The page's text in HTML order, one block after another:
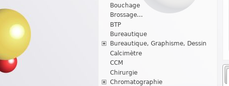
Bouchage
Brossage...
BTP
Bureautique
Bureautique, Graphisme, Dessin
Calcimètre
CCM
Chirurgie
Chromatographie